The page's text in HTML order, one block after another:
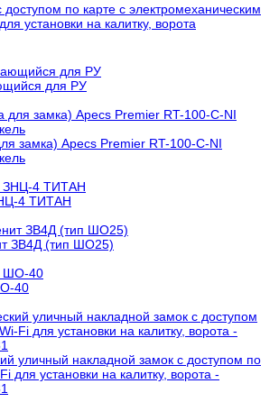
по карте с электромеханическим
установки на калитку, ворота
для РУ
замка) Apecs Premier RT-100-С-NI
4 ТИТАН
ЗВ4Д (тип ШО25)
40
уличный накладной замок с доступом по
для установки на калитку, ворота -